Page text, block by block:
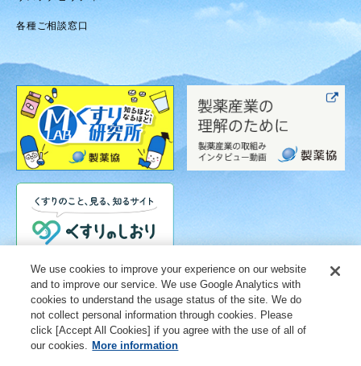
各種ご相談窓口
We use cookies to improve your experience on our website
and to improve our service. We use Google Analytics with
cookies to understand the usage status of the site. We do
not collect personal information through cookies. Please
click [Accept All Cookies] if you agree with the use of all of
our cookies. More information